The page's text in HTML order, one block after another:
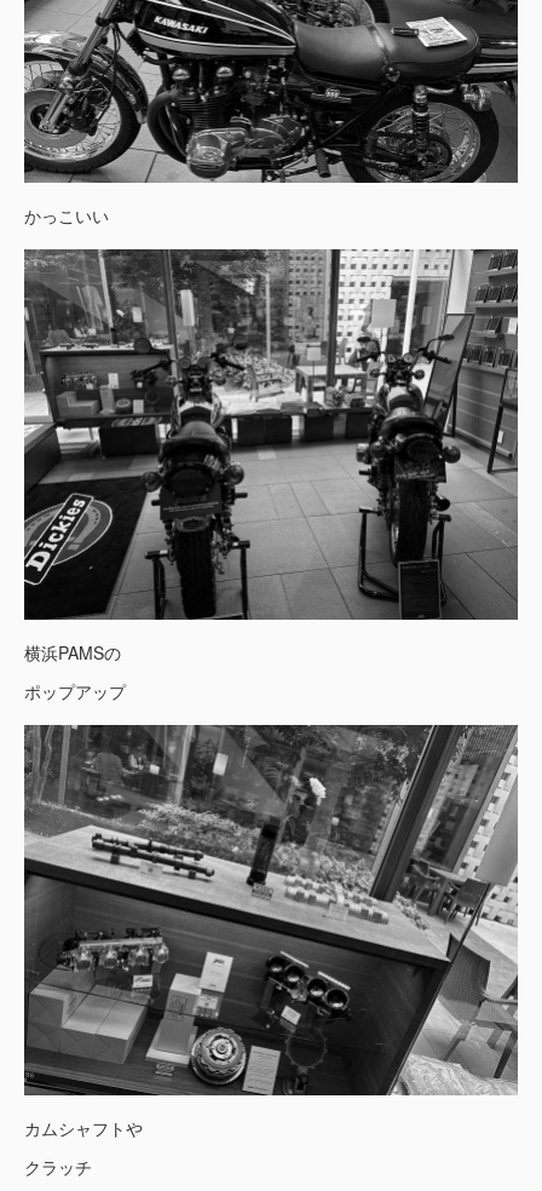
かっこいい
横浜PAMSの
ポップアップ
カムシャフトや
クラッチ